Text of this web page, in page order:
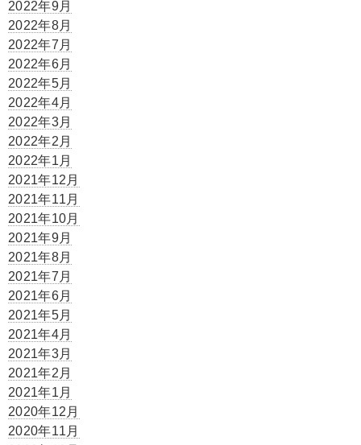
2022年9月
2022年8月
2022年7月
2022年6月
2022年5月
2022年4月
2022年3月
2022年2月
2022年1月
2021年12月
2021年11月
2021年10月
2021年9月
2021年8月
2021年7月
2021年6月
2021年5月
2021年4月
2021年3月
2021年2月
2021年1月
2020年12月
2020年11月